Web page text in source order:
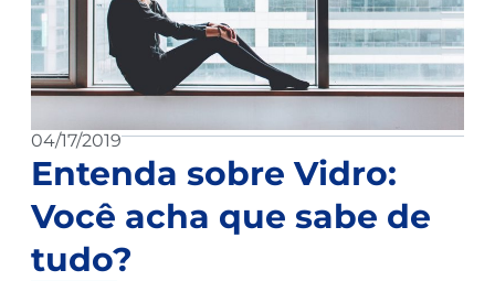
04/17/2019
Entenda sobre Vidro:
Você acha que sabe de
tudo?